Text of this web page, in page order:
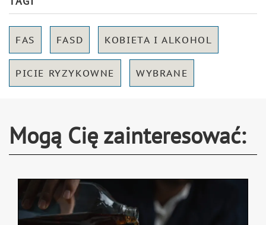
FAS FASD KOBIETA I ALKOHOL
PICIE RYZYKOWNE WYBRANE
Mogą Cię zainteresować: